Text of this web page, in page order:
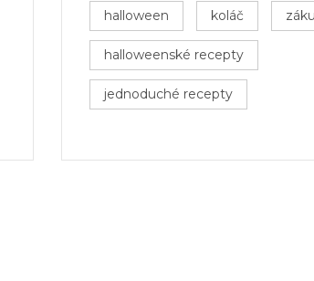
halloween koláč
halloweenské recepty
jednoduché recepty